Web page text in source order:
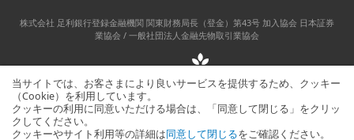
株式会社 足利銀行登録金融機関 関東財務局長（登金）第43号 加入協会 日本証券
業協会 / 一般社団法人金融先物取引業協会
当サイトに関するお問い合わせはこちら サイトマップ
当サイトでは、お客さまにより良いサービスを提供するため、クッキー
（Cookie）を利用しています。
クッキーの利用に同意いただける場合は、「同意して閉じる」をクリッ
クしてください。
クッキーやサイト利用等の詳細は同意して閉じるをご確認ください。